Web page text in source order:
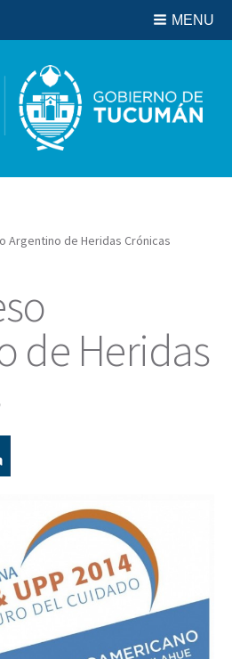
Biblioteca
MENU
Argentino de Heridas Crónicas
de Heridas